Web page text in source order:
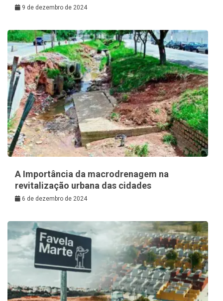
9 de dezembro de 2024
A Importância da macrodrenagem na
revitalização urbana das cidades
6 de dezembro de 2024